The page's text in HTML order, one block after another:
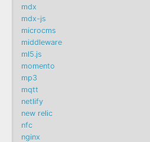
mdx
mdx-js
microcms
middleware
ml5.js
momento
mp3
mqtt
netlify
new relic
nfc
nginx